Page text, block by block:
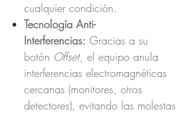
cualquier condición.
Tecnología Anti-
Interferencias: Gracias a su
botón Offset, el equipo anula
interferencias electromagnéticas
cercanas (monitores, otros
detectores), evitando las molestas